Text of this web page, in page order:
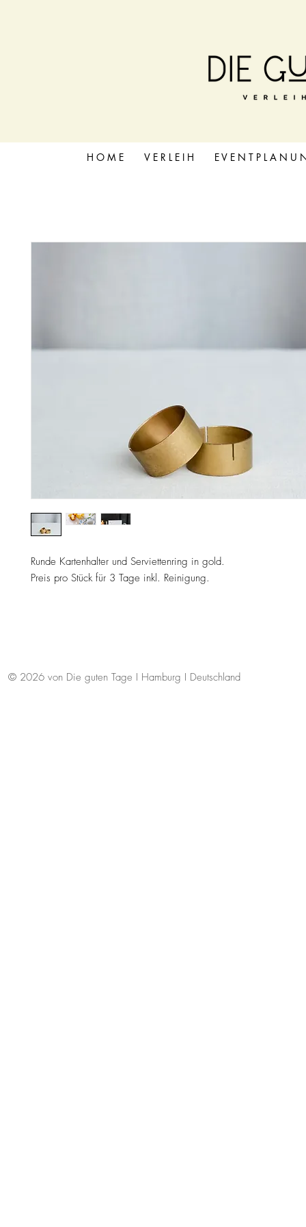
Runde Kartenhalter und Serviettenring in gold.
Preis pro Stück für 3 Tage inkl. Reinigung.
H O M E V E R L E I H E V E N T P L A N U
© 2026 von Die guten Tage I Hamburg I Deutschland